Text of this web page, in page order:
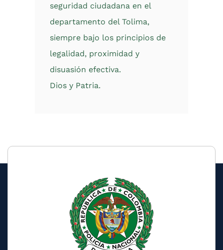
seguridad ciudadana en el
departamento del Tolima,
siempre bajo los principios de
legalidad, proximidad y
disuasión efectiva.
Dios y Patria.